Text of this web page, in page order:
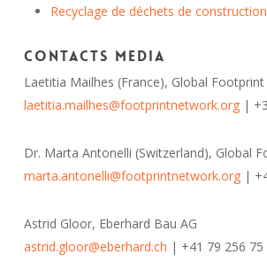
Recyclage de déchets de construction
Contacts media
Laetitia Mailhes (France), Global
laetitia.mailhes@footprintnetwork.org|
Dr. Marta Antonelli (Switzerland), Global
marta.antonelli@footprintnetwork.org|
Astrid Gloor, Eberhard Bau AG
astrid.gloor@eberhard.ch | +41 79 256 75